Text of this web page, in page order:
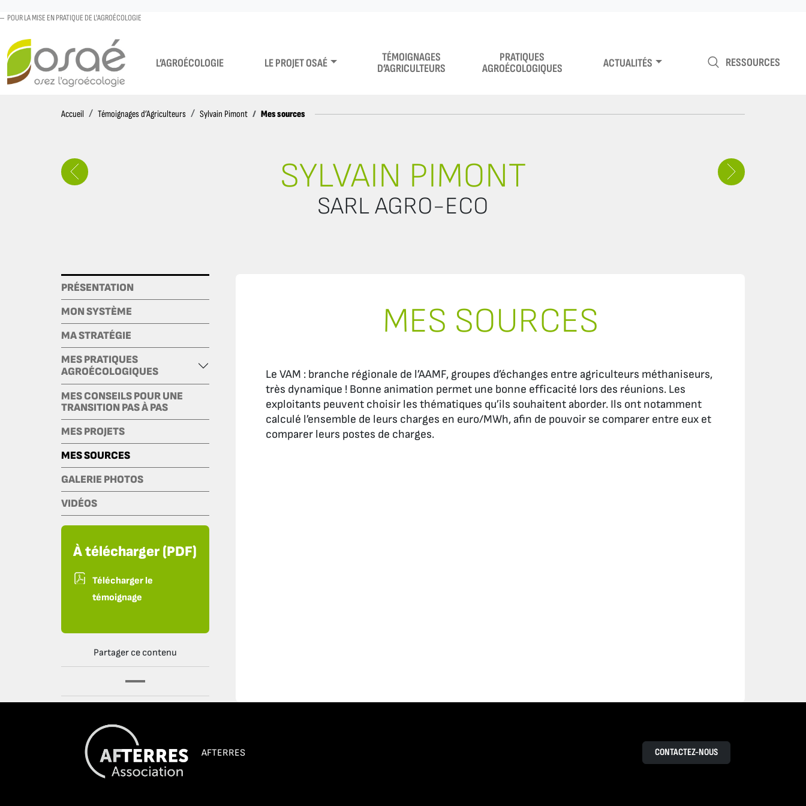
POUR LA MISE EN PRATIQUE DE L'AGROÉCOLOGIE
L’AGROÉCOLOGIE LE PROJET OSAÉ
TÉMOIGNAGES
D’AGRICULTEURS
PRATIQUES
AGROÉCOLOGIQUES
ACTUALITÉS RESSOURCES
Accueil AccueilTémoignages d’Agriculteurs Sylvain Pimont Mes sources
SYLVAIN PIMONT
SARL AGRO-ECO
PRÉSENTATION
MON SYSTÈME
MA STRATÉGIE
MES PRATIQUES
AGROÉCOLOGIQUES
MES CONSEILS POUR UNE
TRANSITION PAS À PAS
MES PROJETS
MES SOURCES
GALERIE PHOTOS
VIDÉOS
À télécharger (PDF)
Télécharger le
témoignage
Partager ce contenu
MES SOURCES
Le VAM : branche régionale de l’AAMF, groupes d’échanges entre agriculteurs méthaniseurs,
très dynamique ! Bonne animation permet une bonne efficacité lors des réunions. Les
exploitants peuvent choisir les thématiques qu’ils souhaitent aborder. Ils ont notamment
calculé l’ensemble de leurs charges en euro/MWh, afin de pouvoir se comparer entre eux et
comparer leurs postes de charges.
AFTERRES CONTACTEZ-NOUS